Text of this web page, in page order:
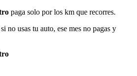
paga solo por los km que recorres.
no usas tu auto, ese mes no pagas y